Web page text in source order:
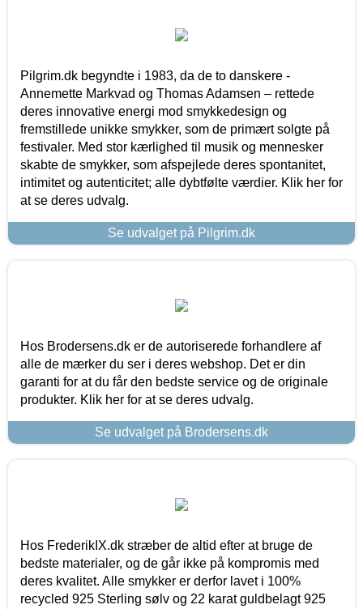
Pilgrim.dk begyndte i 1983, da de to danskere -
Annemette Markvad og Thomas Adamsen – rettede
deres innovative energi mod smykkedesign og
fremstillede unikke smykker, som de primært solgte på
festivaler. Med stor kærlighed til musik og mennesker
skabte de smykker, som afspejlede deres spontanitet,
intimitet og autenticitet; alle dybtfølte værdier. Klik her for
at se deres udvalg.
Se udvalget på Pilgrim.dk
Hos Brodersens.dk er de autoriserede forhandlere af
alle de mærker du ser i deres webshop. Det er din
garanti for at du får den bedste service og de originale
produkter. Klik her for at se deres udvalg.
Se udvalget på Brodersens.dk
Hos FrederikIX.dk stræber de altid efter at bruge de
bedste materialer, og de går ikke på kompromis med
deres kvalitet. Alle smykker er derfor lavet i 100%
recycled 925 Sterling sølv og 22 karat guldbelagt 925